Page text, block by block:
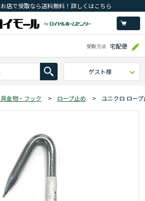
店で受取なら送料無料！詳しくはこちら
受取方法 宅配便
ゲスト様
金物・フック > ロープ止め > ユニクロ ロー